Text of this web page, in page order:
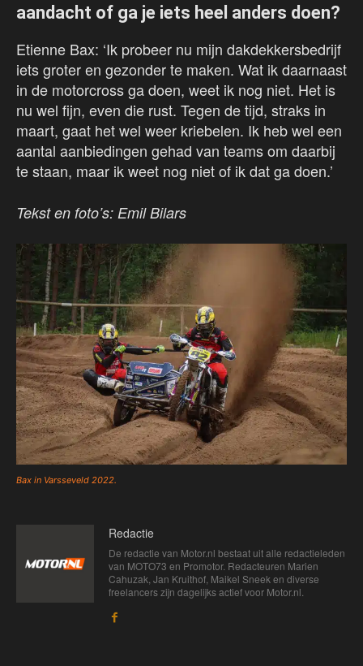
aandacht of ga je iets heel anders doen?
Etienne Bax: ‘Ik probeer nu mijn dakdekkersbedrijf
iets groter en gezonder te maken. Wat ik daarnaast
in de motorcross ga doen, weet ik nog niet. Het is
nu wel fijn, even die rust. Tegen de tijd, straks in
maart, gaat het wel weer kriebelen. Ik heb wel een
aantal aanbiedingen gehad van teams om daarbij
te staan, maar ik weet nog niet of ik dat ga doen.’
Tekst en foto’s: Emil Bilars
Bax in Varsseveld 2022.
Redactie
De redactie van Motor.nl bestaat uit alle redactieleden
van MOTO73 en Promotor. Redacteuren Marien
Cahuzak, Jan Kruithof, Maikel Sneek en diverse
freelancers zijn dagelijks actief voor Motor.nl.